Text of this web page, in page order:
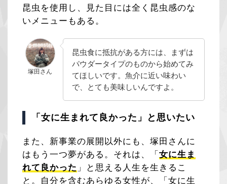
昆虫を使用し、見た目には全く昆虫感のな
いメニューもある。
塚田さん
昆虫食に抵抗がある方には、まずは
パウダータイプのものから始めてみ
てほしいです。魚介に近い味わい
で、とても美味しいんですよ。
「女に生まれて良かった」と思いたい
また、新事業の展開以外にも、塚田さんに
はもう一つ夢がある。それは、「女に生ま
れて良かった 」と思える人生を生きるこ
と。自分を含むあらゆる女性が、「女に生